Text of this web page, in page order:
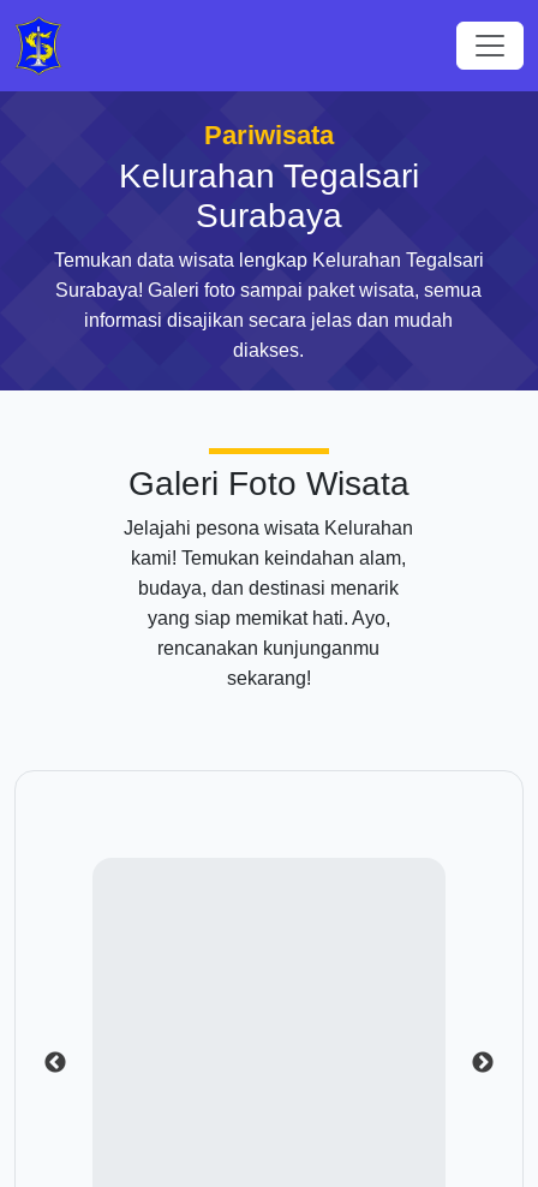
Pariwisata
Kelurahan Tegalsari
Surabaya
Temukan data wisata lengkap Kelurahan Tegalsari
Surabaya! Galeri foto sampai paket wisata, semua
informasi disajikan secara jelas dan mudah
diakses.
Galeri Foto Wisata
Jelajahi pesona wisata Kelurahan
kami! Temukan keindahan alam,
budaya, dan destinasi menarik
yang siap memikat hati. Ayo,
rencanakan kunjunganmu
sekarang!